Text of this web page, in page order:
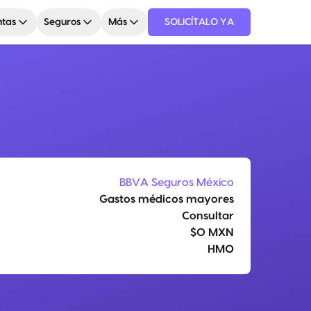
Seguros Más SOLICÍTALO YA
BBVA Seguros México
Gastos médicos mayores
Consultar
$0 MXN
HMO